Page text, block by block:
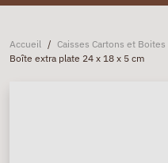
Accueil / Caisses Cartons et Boites
Boîte extra plate 24 x 18 x 5 cm